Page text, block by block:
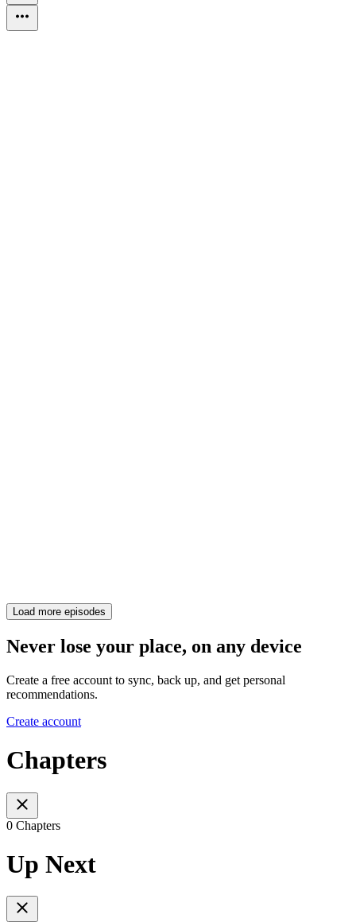
Load more episodes
Never lose your place, on any device
Create a free account to sync, back up, and get personal
recommendations.
Create account
Chapters
0 Chapters
Up Next